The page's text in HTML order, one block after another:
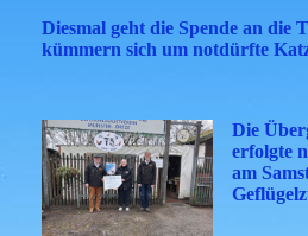
Diesmal geht die Spende an die
kümmern sich um notdürfte
Die
erfolgte
am